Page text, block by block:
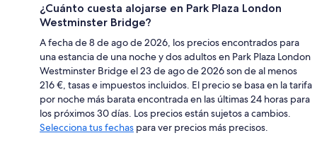
¿Cuánto cuesta alojarse en Park Plaza London
Westminster Bridge?
A fecha de 8 de ago de 2026, los precios encontrados para
una estancia de una noche y dos adultos en Park Plaza London
Westminster Bridge el 23 de ago de 2026 son de al menos
216 €, tasas e impuestos incluidos. El precio se basa en la tarifa
por noche más barata encontrada en las últimas 24 horas para
los próximos 30 días. Los precios están sujetos a cambios.
Selecciona tus fechas para ver precios más precisos.